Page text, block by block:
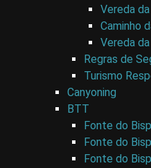
Vereda
Caminho
Vereda
Regras de
Turismo
Canyoning
BTT
Fonte do
Fonte do
Fonte do